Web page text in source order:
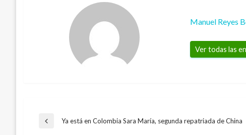
Manuel Reyes
Ver todas las
Navegación
Entrada
Ya está en Colombia Sara María, segunda repatriada de China